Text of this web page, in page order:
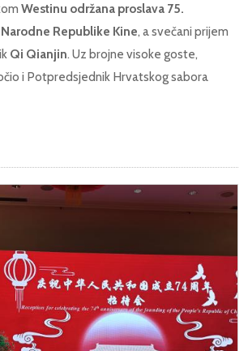
Westinu održana proslava 75.
Republike Kine, a svečani prijem
Qi Qianjin. Uz brojne visoke goste,
i Potpredsjednik Hrvatskog sabora